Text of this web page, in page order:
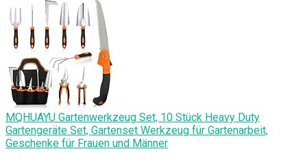
MQHUAYU Gartenwerkzeug Set, 10 Stück Heavy Duty
Gartengeräte Set, Gartenset Werkzeug für Gartenarbeit,
Geschenke für Frauen und Männer